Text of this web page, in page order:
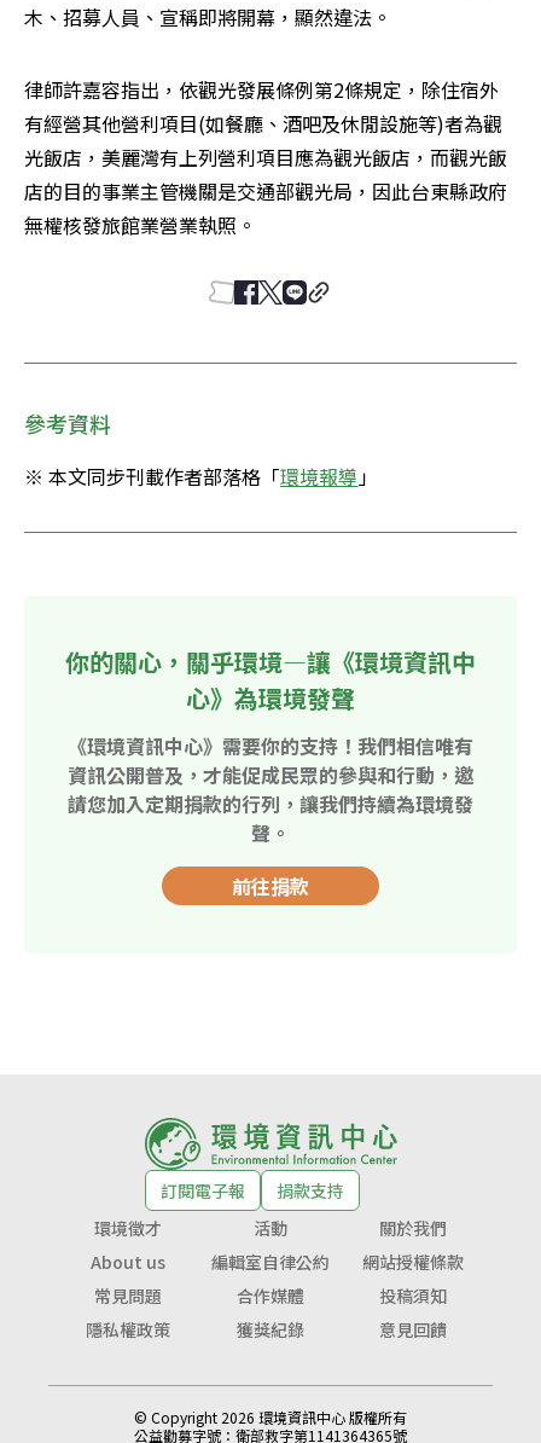
木、招募人員、宣稱即將開幕，顯然違法。
律師許嘉容指出，依觀光發展條例第2條規定，除住宿外
有經營其他營利項目(如餐廳、酒吧及休閒設施等)者為觀
光飯店，美麗灣有上列營利項目應為觀光飯店，而觀光飯
店的目的事業主管機關是交通部觀光局，因此台東縣政府
無權核發旅館業營業執照。
參考資料
※ 本文同步刊載作者部落格「環境報導」
你的關心，關乎環境—讓《環境資訊中
心》為環境發聲
《環境資訊中心》需要你的支持！我們相信唯有
資訊公開普及，才能促成民眾的參與和行動，邀
請您加入定期捐款的行列，讓我們持續為環境發
聲。
前往捐款
訂閱電子報
捐款支持
環境徵才
活動
關於我們
About us
編輯室自律公約
網站授權條款
常見問題
合作媒體
投稿須知
隱私權政策
獲獎紀錄 意見回饋
© Copyright 2026 環境資訊中心 版權所有
公益勸募字號： 衛部救字第1141364365號